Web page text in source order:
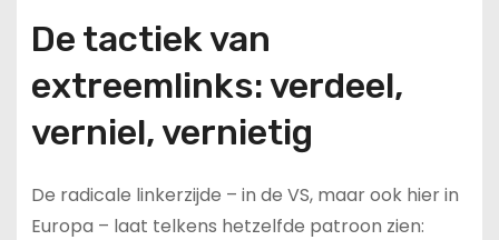
De tactiek van
extreemlinks: verdeel,
verniel, vernietig
De radicale linkerzijde – in de VS, maar ook hier in
Europa – laat telkens hetzelfde patroon zien: